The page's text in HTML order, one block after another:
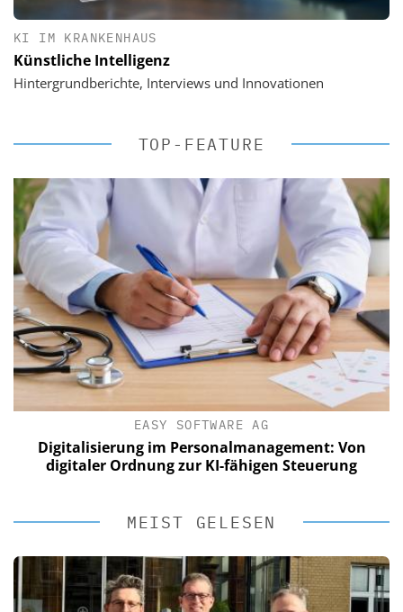
KI IM KRANKENHAUS
Künstliche Intelligenz
Hintergrundberichte, Interviews und Innovationen
TOP-FEATURE
EASY SOFTWARE AG
Digitalisierung im Personalmanagement: Von
digitaler Ordnung zur KI-fähigen Steuerung
MEIST GELESEN